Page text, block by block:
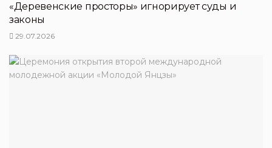
«Деревенские просторы» игнорирует суды и
законы
29.07.2026